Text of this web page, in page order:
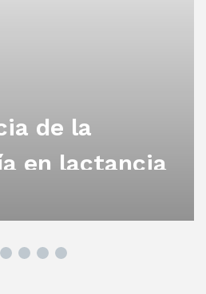
de la
en lactancia